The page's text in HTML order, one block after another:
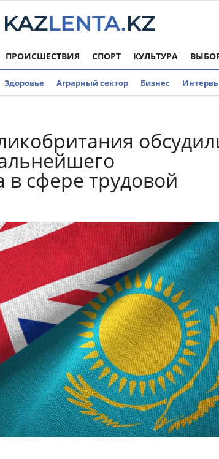
ПРОИСШЕСТВИЯ СПОРТ КУЛЬТУРА
Здоровье Аграрный сектор Бизнес
в сфере трудовой